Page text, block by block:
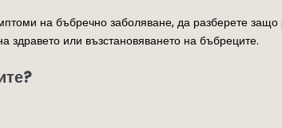
на бъбречно заболяване, да разберете
здравето или възстановяването на бъбреците.